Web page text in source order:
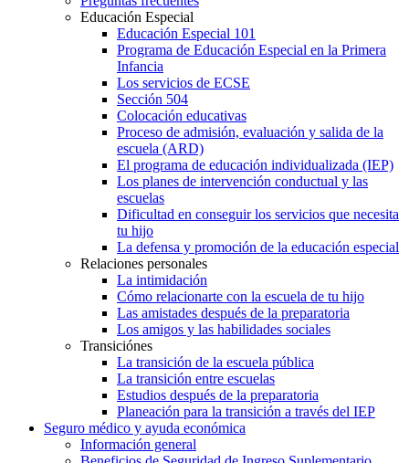
Educación Especial
Educación Especial 101
Programa de Educación Especial en la Primera
Infancia
Los servicios de ECSE
Sección 504
Colocación educativas
Proceso de admisión, evaluación y salida de la
escuela (ARD)
El programa de educación individualizada (IEP)
Los planes de intervención conductual y las
escuelas
Dificultad en conseguir los servicios que necesita
tu hijo
La defensa y promoción de la educación especial
Relaciones personales
La intimidación
Cómo relacionarte con la escuela de tu hijo
Las amistades después de la preparatoria
Los amigos y las habilidades sociales
Transiciónes
La transición de la escuela pública
La transición entre escuelas
Estudios después de la preparatoria
Planeación para la transición a través del IEP
Seguro médico y ayuda económica
Información general